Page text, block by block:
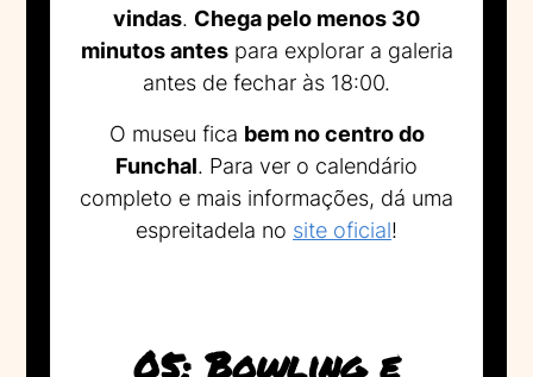
vindas. Chega pelo menos 30
minutos antespara explorar a galeria
antes de fechar às 18:00.
O museu fica bem no centro do
Funchal. Para ver o calendário
completo e mais informações, dá uma
espreitadela no site oficial!
05: Bowling e